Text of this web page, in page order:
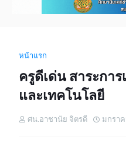
หน้าแรก
ครูดีเด่น สาระกา
และเทคโนโลยี
ศน.อาชานัย จิตรดี มกรา